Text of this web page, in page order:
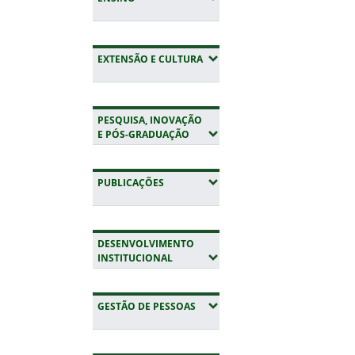
EXTENSÃO E CULTURA(EXPANDIR SUBMENUS)
PESQUISA, INOVAÇÃO
E PÓS-GRADUAÇÃO (EXPANDIR SUBMENUS)
PUBLICAÇÕES (EXPANDIR SUBMENUS)
DESENVOLVIMENTO
INSTITUCIONAL(EXPANDIR SUBMENUS)
GESTÃO DE PESSOAS (EXPANDIR SUBMENUS)